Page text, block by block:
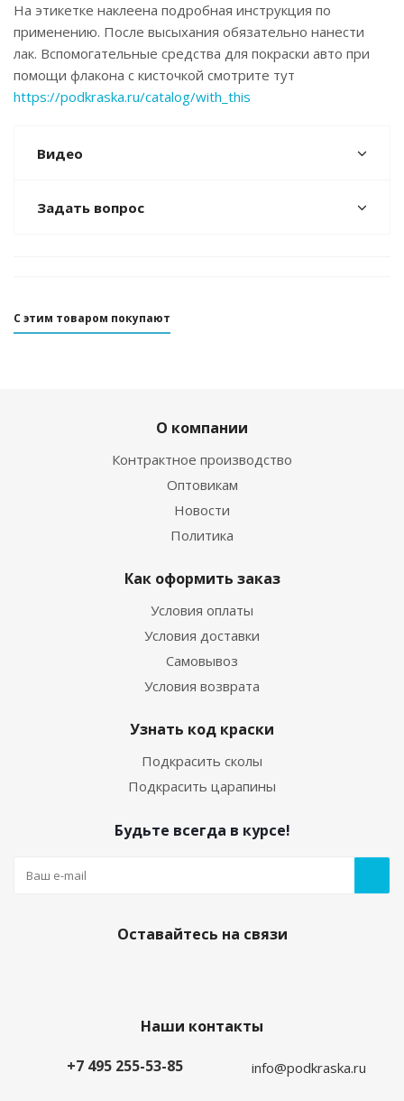
На этикетке наклеена подробная инструкция по
применению. После высыхания обязательно нанести
лак. Вспомогательные средства для покраски авто при
помощи флакона с кисточкой смотрите тут
https://podkraska.ru/catalog/with_this
Видео
Задать вопрос
С этим товаром покупают
О компании
Контрактное производство
Оптовикам
Новости
Политика
Как оформить заказ
Условия оплаты
Условия доставки
Самовывоз
Условия возврата
Узнать код краски
Подкрасить сколы
Подкрасить царапины
Будьте всегда в курсе!
Оставайтесь на связи
Наши контакты
+7 495 255-53-85
info@podkraska.ru